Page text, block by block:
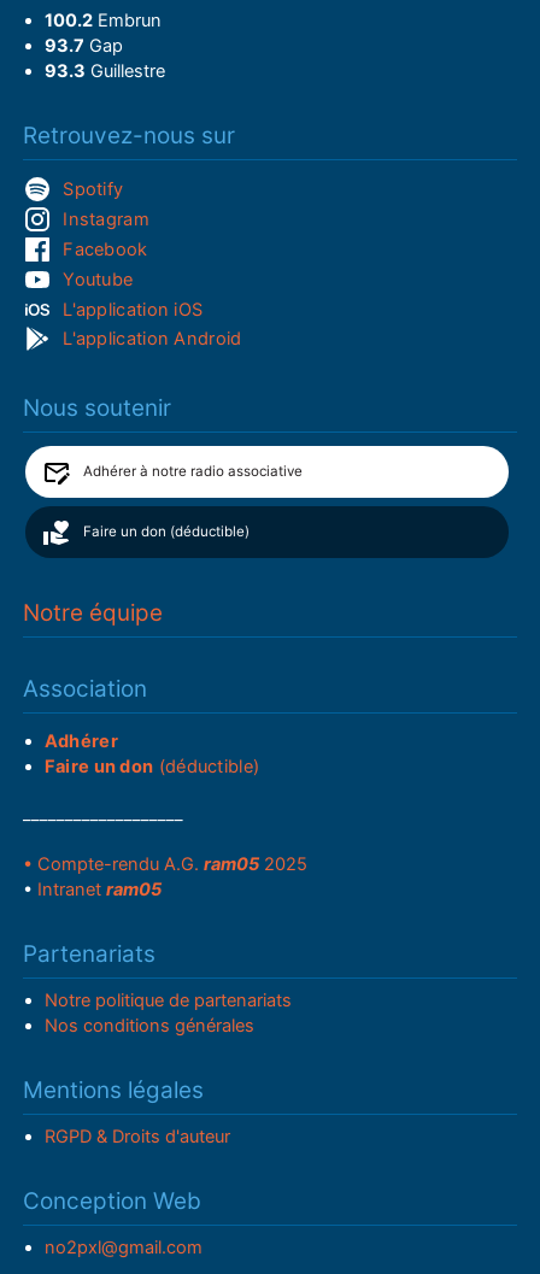
100.2Embrun
93.7 Gap
93.3 Guillestre
Retrouvez-nous sur
Spotify
Instagram
Facebook
Youtube
L'application iOS
L'application Android
Nous soutenir
Adhérer à notre radio associative
Faire un don (déductible)
Notre équipe
Association
Adhérer
Faire un don (déductible)
• Compte-rendu A.G.ram05 2025
• Intranetram05
Partenariats
Notre politique de partenariats
Nos conditions générales
Mentions légales
RGPD & Droits d'auteur
Conception Web
no2pxl@gmail.com